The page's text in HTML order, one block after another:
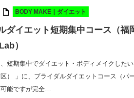
BODY MAKE｜ダイエット
ダイエット短期集中コース（
）
短期集中でダイエット・ボディメイクした
） 」に、ブライダルダイエットコース（
能ですが完全…